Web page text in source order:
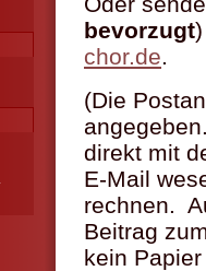
bevorzugt
chor.de.
(Die
direkt mit
E-Mail
rechnen.
Beitrag
kein